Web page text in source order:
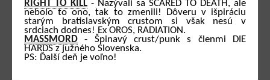
RIGHT TO KILL - Nazývali sa SCARED TO DEATH, ale
nebolo to ono, tak to zmenili! Dôveru v išpiráciu
starým bratislavským crustom si však nesú v
srdciach dodnes! Ex OROS, RADIATION.
MASSMORD - Špinavý crust/punk s členmi DIE
HARDS z južného Slovenska.
PS: Ďalší deň je voľno!